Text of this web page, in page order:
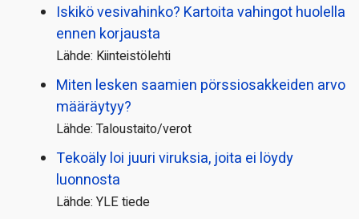
Iskikö vesivahinko? Kartoita vahingot huolella
ennen korjausta
Lähde: Kiinteistölehti
Miten lesken saamien pörssi­osakkeiden arvo
määräytyy?
Lähde: Taloustaito/verot
Tekoäly loi juuri viruksia, joita ei löydy
luonnosta
Lähde: YLE tiede